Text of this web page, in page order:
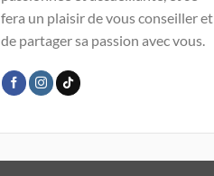
fera un plaisir de vous conseiller et
de partager sa passion avec vous.